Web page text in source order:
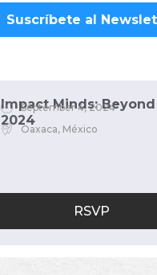
Suscríbete al
Impact Minds:
2024
September 4, 2024
Oaxaca, México
RSVP